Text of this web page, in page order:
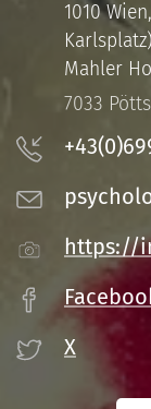
1010
Mahler
7033
https://
X